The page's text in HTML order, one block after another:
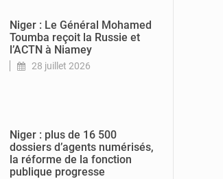
Niger : Le Général Mohamed
Toumba reçoit la Russie et
l’ACTN à Niamey
28 juillet 2026
Niger : plus de 16 500
dossiers d’agents numérisés,
la réforme de la fonction
publique progresse